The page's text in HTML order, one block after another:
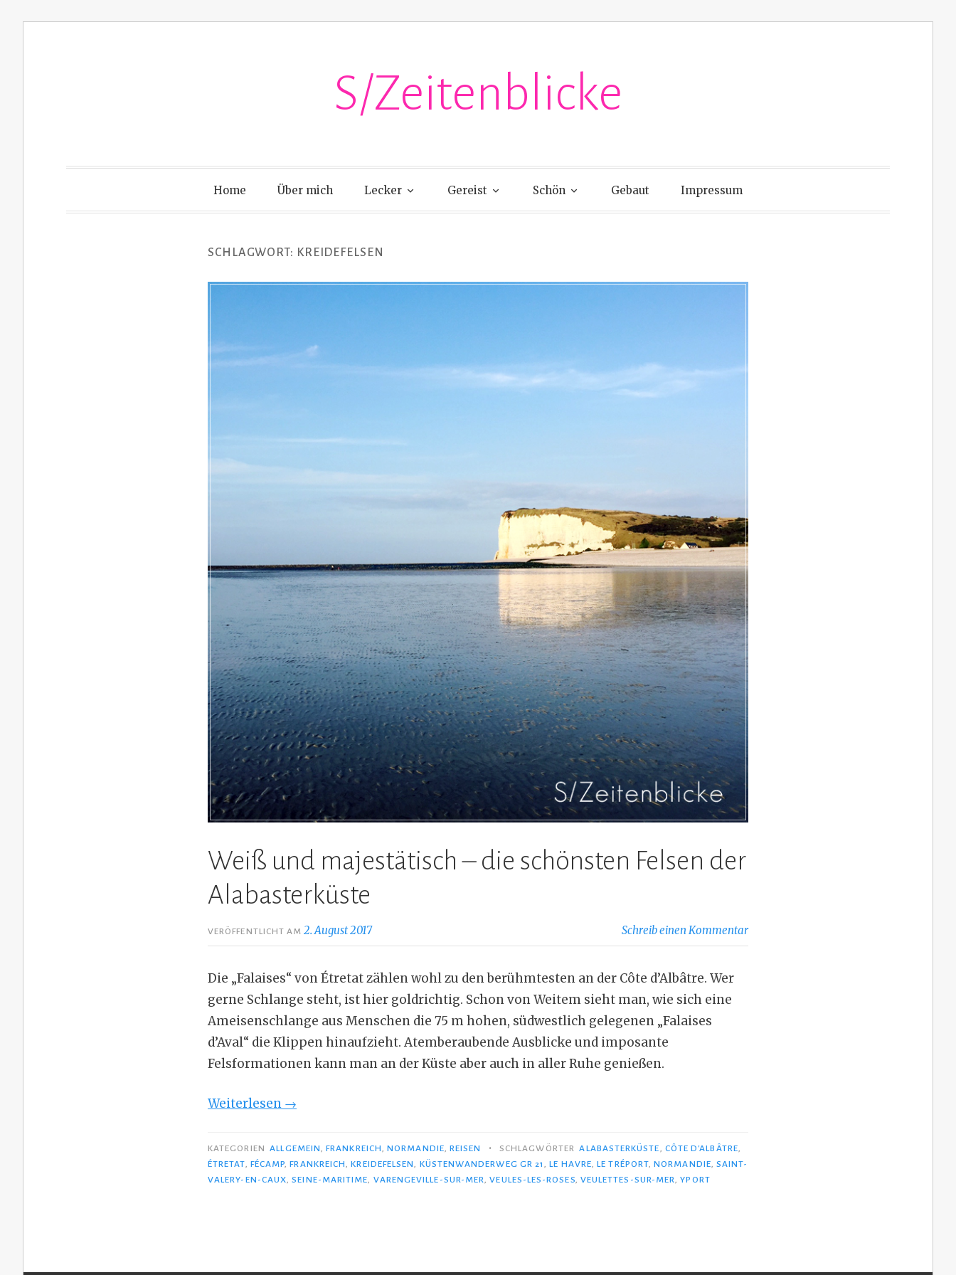
S/Zeitenblicke
Home Über mich Lecker Gereist Schön Gebaut Impressum
SCHLAGWORT: KREIDEFELSEN
Weiß und majestätisch – die schönsten Felsen der
Alabasterküste
VERÖFFENTLICHT AM2. August 2017 Schreib einen Kommentar
Die „Falaises“ von Étretat zählen wohl zu den berühmtesten an der Côte d’Albâtre. Wer
gerne Schlange steht, ist hier goldrichtig. Schon von Weitem sieht man, wie sich eine
Ameisenschlange aus Menschen die 75 m hohen, südwestlich gelegenen „Falaises
d’Aval“ die Klippen hinaufzieht. Atemberaubende Ausblicke und imposante
Felsformationen kann man an der Küste aber auch in aller Ruhe genießen.
Weiterlesen „Weiß
majestätisch
–
die
→
KATEGORIEN ALLGEMEIN,FRANKREICH,NORMANDIE,REISEN • SCHLAGWÖRTER ALABASTERKÜSTE, CÔTE D'ALBÂTRE,
ÉTRETAT, FÉCAMP,FRANKREICH,KREIDEFELSEN, KÜSTENWANDERWEG GR 21,LE HAVRE,LE TRÉPORT,NORMANDIE,SAINT-
VALERY-EN-CAUX,SEINE-MARITIME, VARENGEVILLE-SUR-MER,VEULES-LES-ROSES, VEULETTES-SUR-MER,YPORT